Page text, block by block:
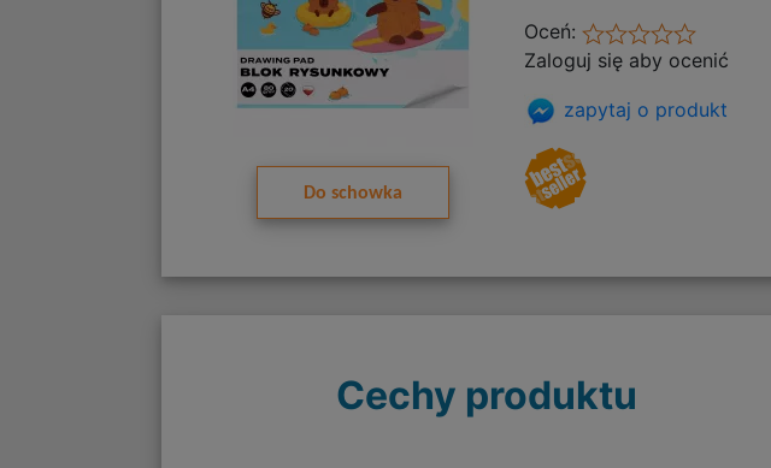
Do schowka
Oceń:
Zaloguj się aby ocenić
zapytaj o produkt
Cechy produktu